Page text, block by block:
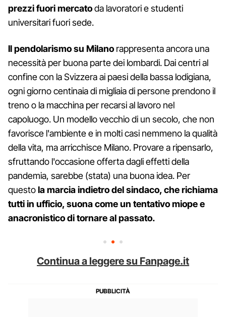
prezzi fuori mercatoda lavoratori e studenti
universitari fuori sede.
Il pendolarismo su Milano rappresenta ancora una
necessità per buona parte dei lombardi. Dai centri al
confine con la Svizzera ai paesi della bassa lodigiana,
ogni giorno centinaia di migliaia di persone prendono il
treno o la macchina per recarsi al lavoro nel
capoluogo. Un modello vecchio di un secolo, che non
favorisce l'ambiente e in molti casi nemmeno la qualità
della vita, ma arricchisce Milano. Provare a ripensarlo,
sfruttando l'occasione offerta dagli effetti della
pandemia, sarebbe (stata) una buona idea. Per
questola marcia indietro del sindaco, che richiama
tutti in ufficio, suona come un tentativo miope e
anacronistico di tornare al passato.
Continua a leggere su Fanpage.it